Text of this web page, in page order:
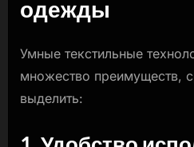
одежды
Умные текстильные
множество преимуществ,
выделить: